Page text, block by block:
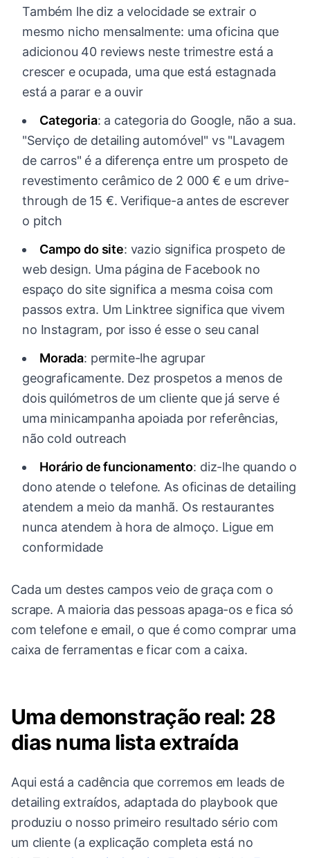
Também lhe diz a velocidade se extrair o
mesmo nicho mensalmente: uma oficina que
adicionou 40 reviews neste trimestre está a
crescer e ocupada, uma que está estagnada
está a parar e a ouvir
Categoria: a categoria do Google, não a sua.
"Serviço de detailing automóvel" vs "Lavagem
de carros" é a diferença entre um prospeto de
revestimento cerâmico de 2 000 € e um drive-
through de 15 €. Verifique-a antes de escrever
o pitch
Campo do site: vazio significa prospeto de
web design. Uma página de Facebook no
espaço do site significa a mesma coisa com
passos extra. Um Linktree significa que vivem
no Instagram, por isso é esse o seu canal
Morada: permite-lhe agrupar
geograficamente. Dez prospetos a menos de
dois quilómetros de um cliente que já serve é
uma minicampanha apoiada por referências,
não cold outreach
Horário de funcionamento: diz-lhe quando o
dono atende o telefone. As oficinas de detailing
atendem a meio da manhã. Os restaurantes
nunca atendem à hora de almoço. Ligue em
conformidade
Cada um destes campos veio de graça com o
scrape. A maioria das pessoas apaga-os e fica só
com telefone e email, o que é como comprar uma
caixa de ferramentas e ficar com a caixa.
Uma demonstração real: 28
dias numa lista extraída
Aqui está a cadência que corremos em leads de
detailing extraídos, adaptada do playbook que
produziu o nosso primeiro resultado sério com
um cliente (a explicação completa está no